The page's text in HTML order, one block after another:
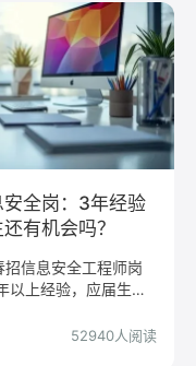
学 语言
全岗：3年经验
有机会吗？
信息安全工程师岗
以上经验，应届生需
递准备等角度深度解
值得投递。
52940人阅读